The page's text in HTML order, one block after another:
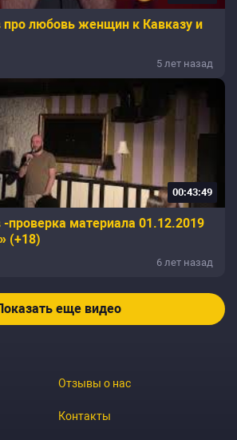
про любовь женщин к Кавказу и
5 лет назад
00:43:49
проверка материала 01.12.2019
(+18)
6 лет назад
еще видео
Отзывы о нас
Контакты